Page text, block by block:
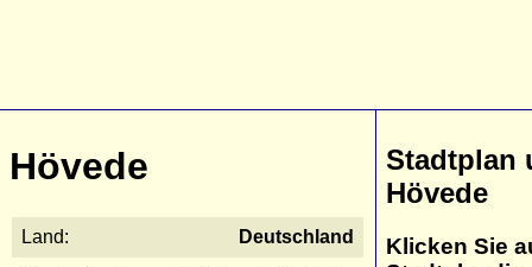
Hövede
Land: Deutschland
Stadtplan
Hövede
Klicken Sie